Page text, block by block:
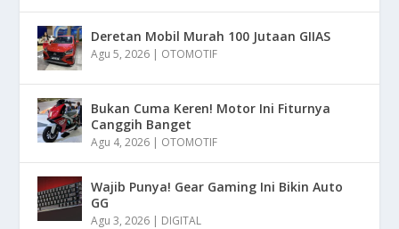
Deretan Mobil Murah 100 Jutaan GIIAS
Agu 5, 2026 | OTOMOTIF
Bukan Cuma Keren! Motor Ini Fiturnya
Canggih Banget
Agu 4, 2026 | OTOMOTIF
Wajib Punya! Gear Gaming Ini Bikin Auto
GG
Agu 3, 2026 | DIGITAL